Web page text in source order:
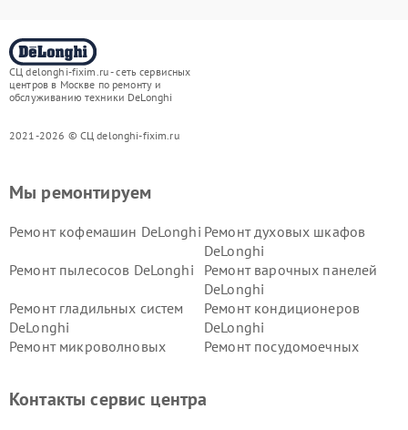
СЦ delonghi-fixim.ru - сеть сервисных
центров в Москве по ремонту и
обслуживанию техники DeLonghi
2021-2026 © СЦ delonghi-fixim.ru
Мы ремонтируем
Ремонт кофемашин DeLonghi Ремонт духовых шкафов
DeLonghi
Ремонт пылесосов DeLonghi
Ремонт варочных панелей
DeLonghi
Ремонт гладильных систем
DeLonghi
Ремонт кондиционеров
DeLonghi
Ремонт микроволновых
Ремонт посудомоечных
DeLonghi
DeLonghi
Контакты сервис центра